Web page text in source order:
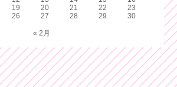
19 20 21 22
23
26 27 28 29
30
« 2月